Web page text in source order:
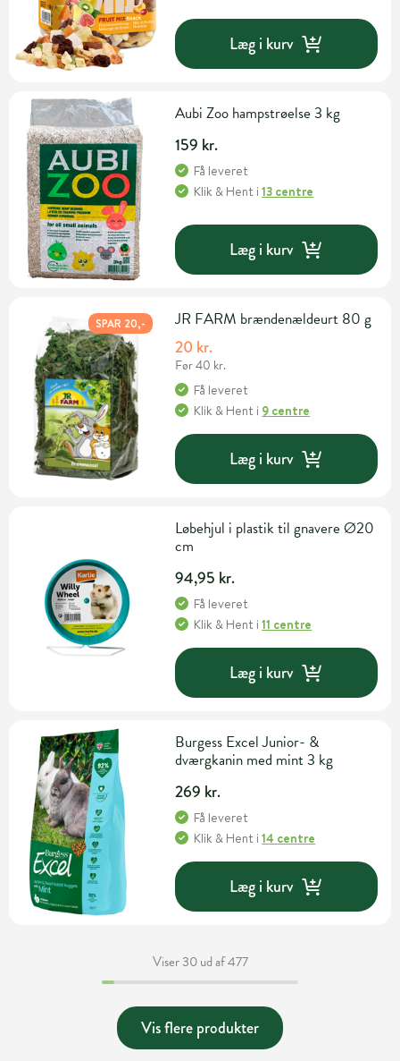
Læg i kurv
Aubi Zoo hampstrøelse 3 kg
159 kr.
Få leveret
Klik & Hent i13 centre
Læg i kurv
SPAR 20,- JR FARM brændenældeurt 80 g
20 kr.
Før 40 kr.
Få leveret
Klik & Hent i 9 centre
Læg i kurv
Løbehjul i plastik til gnavere Ø20
cm
94,95 kr.
Få leveret
Klik & Hent i11 centre
Læg i kurv
Burgess Excel Junior- &
dværgkanin med mint 3 kg
269 kr.
Få leveret
Klik & Hent i14 centre
Læg i kurv
Viser 30 ud af 477
Vis flere produkter